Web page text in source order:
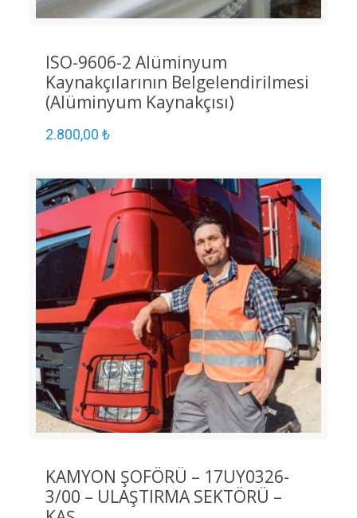
ISO-9606-2 Alüminyum
Kaynakçılarının Belgelendirilmesi
(Alüminyum Kaynakçısı)
2.800,00 ₺
KAMYON ŞOFÖRÜ – 17UY0326-
3/00 – ULAŞTIRMA SEKTÖRÜ –